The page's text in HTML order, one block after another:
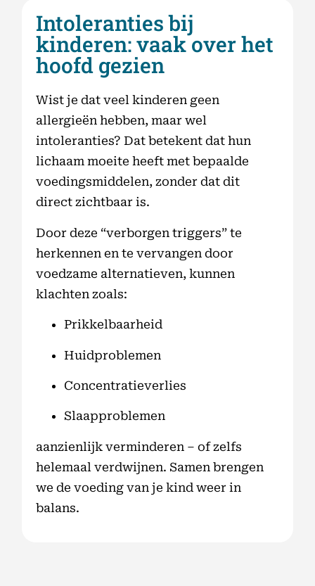
Intoleranties bij
kinderen: vaak over het
hoofd gezien
Wist je dat veel kinderen geen
allergieën hebben, maar wel
intoleranties? Dat betekent dat hun
lichaam moeite heeft met bepaalde
voedingsmiddelen, zonder dat dit
direct zichtbaar is.
Door deze “verborgen triggers” te
herkennen en te vervangen door
voedzame alternatieven, kunnen
klachten zoals:
Prikkelbaarheid
Huidproblemen
Concentratieverlies
Slaapproblemen
aanzienlijk verminderen – of zelfs
helemaal verdwijnen. Samen brengen
we de voeding van je kind weer in
balans.